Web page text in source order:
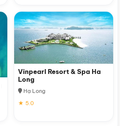
Vinpearl Resort & Spa Ha
Long
Hạ Long
★ 5.0